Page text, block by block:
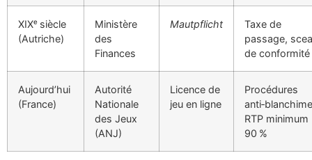
XIXᵉ siècle
(Autriche)
Ministère
des
Finances
Mautpflicht
Taxe de
passage,
de conformité
Aujourd’hui
(France)
Autorité
Nationale
des Jeux
(ANJ)
Licence de
jeu en ligne
Procédures
RTP minimum
90 %